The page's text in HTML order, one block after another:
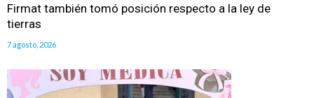
Firmat también tomó posición respecto a la ley de
tierras
7 agosto, 2026